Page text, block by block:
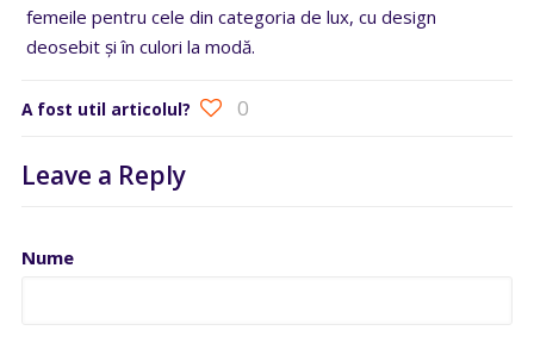
femeile pentru cele din categoria de lux, cu design
deosebit și în culori la modă.
A fost util articolul? 0
Leave a Reply
Nume